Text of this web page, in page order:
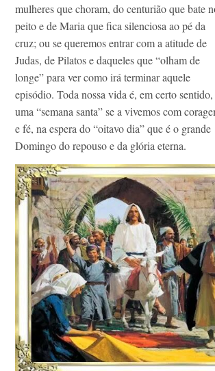
mulheres que choram, do centurião que bate
peito e de Maria que fica silenciosa ao pé da
cruz; ou se queremos entrar com a atitude de
Judas, de Pilatos e daqueles que “olham de
longe” para ver como irá terminar aquele
episódio. Toda nossa vida é, em certo sentido,
uma “semana santa” se a vivemos com
e fé, na espera do “oitavo dia” que é o grande
Domingo do repouso e da glória eterna.